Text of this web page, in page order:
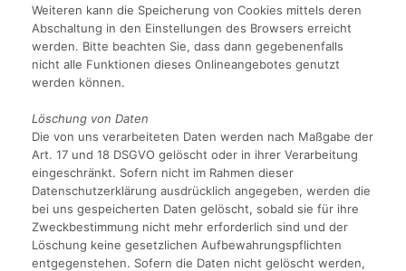
Weiteren kann die Speicherung von Cookies mittels deren
Abschaltung in den Einstellungen des Browsers erreicht
werden. Bitte beachten Sie, dass dann gegebenenfalls
nicht alle Funktionen dieses Onlineangebotes genutzt
werden können.
Löschung von Daten
Die von uns verarbeiteten Daten werden nach Maßgabe der
Art. 17 und 18 DSGVO gelöscht oder in ihrer Verarbeitung
eingeschränkt. Sofern nicht im Rahmen dieser
Datenschutzerklärung ausdrücklich angegeben, werden die
bei uns gespeicherten Daten gelöscht, sobald sie für ihre
Zweckbestimmung nicht mehr erforderlich sind und der
Löschung keine gesetzlichen Aufbewahrungspflichten
entgegenstehen. Sofern die Daten nicht gelöscht werden,